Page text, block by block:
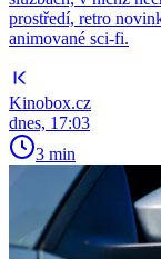
prostředí, retro
animované sci-fi.
Kinobox.cz
dnes, 17:03
3 min